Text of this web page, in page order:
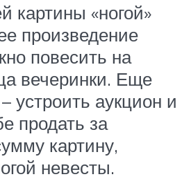
картины «ногой»
произведение
повесить на
вечеринки. Еще
устроить аукцион и
продать за
картину,
невесты.